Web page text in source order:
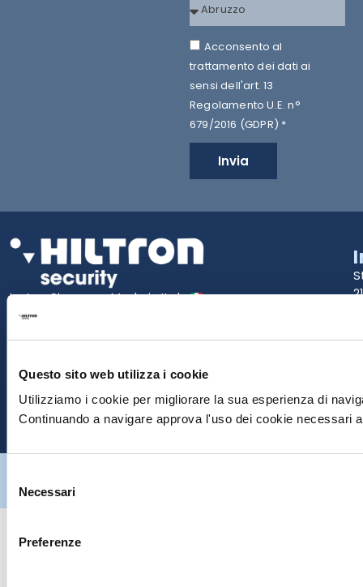
Questo sito web utilizza i cookie
Utilizziamo i cookie per migliorare la sua esperienza di
Continuando a navigare approva l'uso dei cookie necessari
delNecessari
Preferenze
Acconsento al
trattamento dei dati ai
sensi dell'art. 13
Regolamento U.E. n°
679/2016 (GDPR) *
Invia
La tua Sicurezza Made in Italy